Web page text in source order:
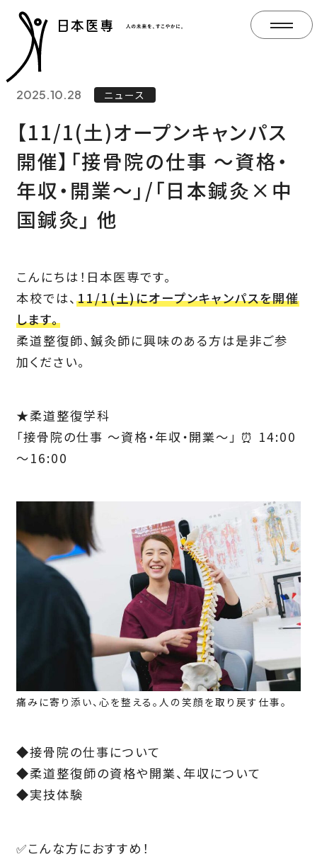
2025.10.28 ニュース
【11/1(土)オープンキャンパス
開催】「接骨院の仕事 ～資格・
年収・開業～」/「日本鍼灸×中
国鍼灸」 他
こんにちは！日本医専です。
本校では、 11/1(土)にオープンキャンパスを開催
します。
柔道整復師、鍼灸師に興味のある方は是非ご参
加ください。
★柔道整復学科
「接骨院の仕事 ～資格・年収・開業～」 ⏰ 14:00
～16:00
痛みに寄り添い、心を整える。人の笑顔を取り戻す仕事。
◆接骨院の仕事について
◆柔道整復師の資格や開業、年収について
◆実技体験
✅こんな方におすすめ！